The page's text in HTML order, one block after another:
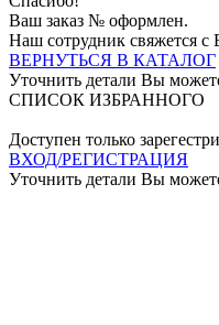
Ваш заказ № оформлен.
Наш сотрудник свяжется с
ВЕРНУТЬСЯ В КАТАЛОГ
Уточнить детали Вы
СПИСОК ИЗБРАННОГО
Доступен только
ВХОД/РЕГИСТРАЦИЯ
Уточнить детали Вы